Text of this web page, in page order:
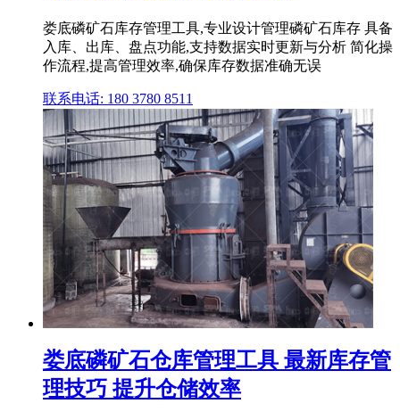
娄底磷矿石库存管理工具,专业设计管理磷矿石库存 具备
入库、出库、盘点功能,支持数据实时更新与分析 简化操
作流程,提高管理效率,确保库存数据准确无误
联系电话: 180 3780 8511
娄底磷矿石仓库管理工具 最新库存管
理技巧 提升仓储效率